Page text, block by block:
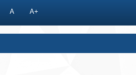
A A+